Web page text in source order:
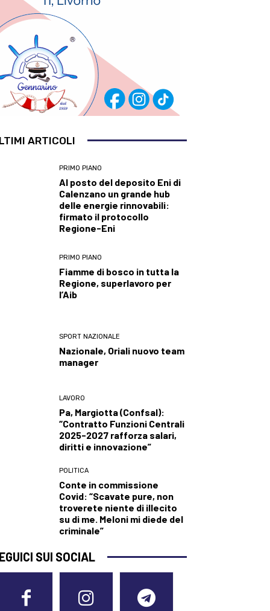
ARTICOLI
PRIMO PIANO
Al posto del deposito Eni di
Calenzano un grande hub
delle energie rinnovabili:
firmato il protocollo
Regione-Eni
PRIMO PIANO
Fiamme di bosco in tutta la
Regione, superlavoro per
l’Aib
SPORT NAZIONALE
Nazionale, Oriali nuovo team
manager
LAVORO
Pa, Margiotta (Confsal):
“Contratto Funzioni Centrali
2025-2027 rafforza salari,
diritti e innovazione”
POLITICA
Conte in commissione
Covid: “Scavate pure, non
troverete niente di illecito
su di me. Meloni mi diede del
criminale”
SUI SOCIAL